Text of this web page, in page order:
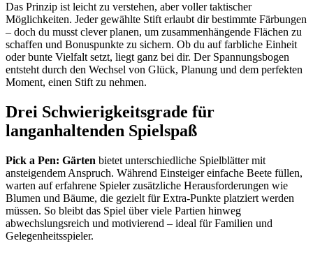
Das Prinzip ist leicht zu verstehen, aber voller taktischer
Möglichkeiten. Jeder gewählte Stift erlaubt dir bestimmte Färbungen
– doch du musst clever planen, um zusammenhängende Flächen zu
schaffen und Bonuspunkte zu sichern. Ob du auf farbliche Einheit
oder bunte Vielfalt setzt, liegt ganz bei dir. Der Spannungsbogen
entsteht durch den Wechsel von Glück, Planung und dem perfekten
Moment, einen Stift zu nehmen.
Drei Schwierigkeitsgrade für
langanhaltenden Spielspaß
Pick a Pen: Gärten bietet unterschiedliche Spielblätter mit
ansteigendem Anspruch. Während Einsteiger einfache Beete füllen,
warten auf erfahrene Spieler zusätzliche Herausforderungen wie
Blumen und Bäume, die gezielt für Extra-Punkte platziert werden
müssen. So bleibt das Spiel über viele Partien hinweg
abwechslungsreich und motivierend – ideal für Familien und
Gelegenheitsspieler.